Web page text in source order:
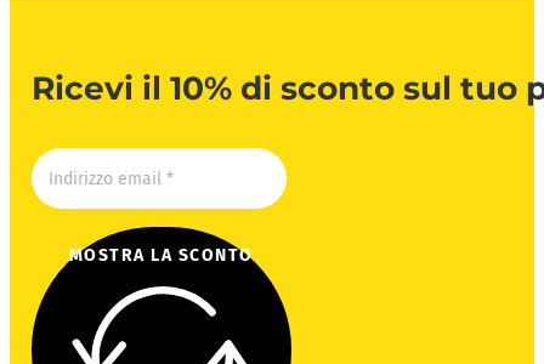
Ricevi il 10% di sconto sul tuo
MOSTRA LA SCONTO